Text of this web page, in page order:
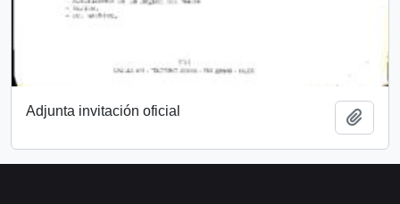
Adjunta invitación oficial